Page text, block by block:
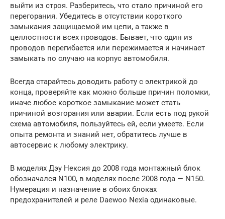
выйти из строя. Разберитесь, что стало причиной его
перегорания. Убедитесь в отсутствии короткого
замыкания защищаемой им цепи, а также в
целлостности всех проводов. Бывает, что один из
проводов перегибается или пережимается и начинает
замыкать по случаю на корпус автомобиля.
Всегда старайтесь доводить работу с электрикой до
конца, проверяйте как можно больше причин поломки,
иначе любое короткое замыкание может стать
причиной возгорания или аварии. Если есть под рукой
схема автомобиля, пользуйтесь ей, если умеете. Если
опыта ремонта и знаний нет, обратитесь лучше в
автосервис к любому электрику.
В моделях Дэу Нексия до 2008 года монтажный блок
обозначался N100, в моделях после 2008 года — N150.
Нумерация и назначение в обоих блоках
предохранителей и реле Daewoo Nexia одинаковые.